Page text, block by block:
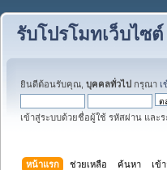
รับโปรโมทเว็บไซ
ยินดีต้อนรับคุณ, บุคคลทั่วไป กรุณา เ
เข้าสู่ระบบด้วยชื่อผู้ใช้ รหัสผ่าน และ
หน้าแรก ช่วยเหลือ ค้นหา เข้